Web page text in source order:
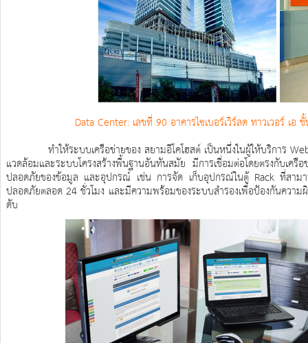
Data Center: เลขที่ 90 อาคารไซเบอร์เวิร์ลด ทาวเวอร์ เ
ทำให้ระบบเครือข่ายของ สยามอีโคโฮสต์ เป็นหนึ่งในผู้ให้บริการ
แวดล้อมและระบบโครงสร้างพื้นฐานอันทันสมัย มีการเชื่อมต่อโดยตรงกับเ
ปลอดภัยของข้อมูล และอุปกรณ์ เช่น การจัด เก็บอุปกรณ์ในตู้ Rack ที่สามา
ปลอดภัยตลอด 24 ชั่วโมง และมีความพร้อมของระบบสำรองเพื่อป้องกันคว
ดับ